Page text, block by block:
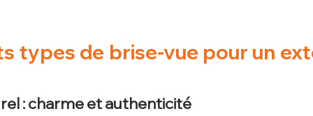
types de brise-vue pour un
: charme et authenticité